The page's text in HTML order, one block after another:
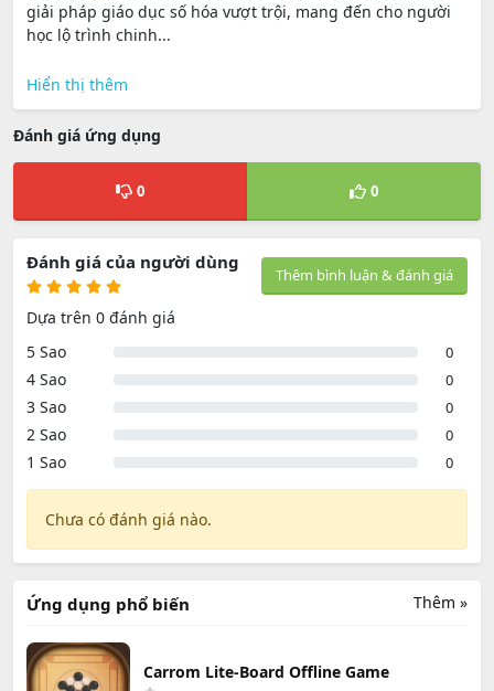
giải pháp giáo dục số hóa vượt trội, mang đến cho người
học lộ trình chinh...
Hiển thị thêm
Đánh giá ứng dụng
0 0
Thêm bình luận & đánh giá
Đánh giá của người dùng
Dựa trên 0 đánh giá
5 Sao
0
4 Sao 0
3 Sao 0
2 Sao 0
1 Sao 0
Chưa có đánh giá nào.
Thêm »
Ứng dụng phổ biến
Carrom Lite-Board Offline Game